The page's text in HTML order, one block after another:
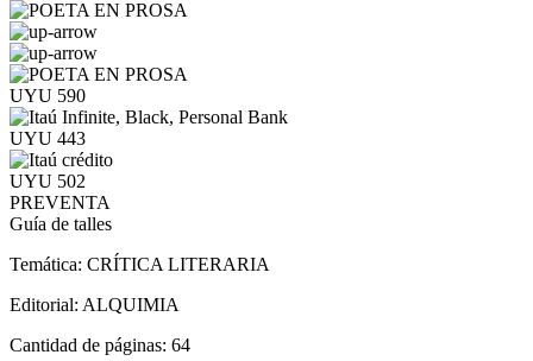
UYU 590
UYU 443
UYU 502
PREVENTA
Guía de talles
Temática: CRÍTICA LITERARIA
Editorial: ALQUIMIA
Cantidad de páginas: 64